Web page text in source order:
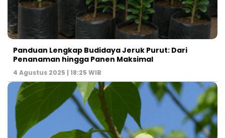
Panduan Lengkap Budidaya Jeruk Purut: Dari
Penanaman hingga Panen Maksimal
4 Agustus 2025 | 18:25 WIB